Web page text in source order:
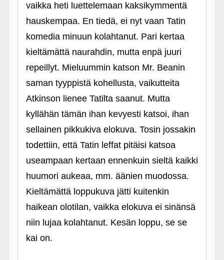
vaikka heti luettelemaan kaksikymmentä
hauskempaa. En tiedä, ei nyt vaan Tatin
komedia minuun kolahtanut. Pari kertaa
kieltämättä naurahdin, mutta enpä juuri
repeillyt. Mieluummin katson Mr. Beanin
saman tyyppistä kohellusta, vaikutteita
Atkinson lienee Tatilta saanut. Mutta
kyllähän tämän ihan kevyesti katsoi, ihan
sellainen pikkukiva elokuva. Tosin jossakin
todettiin, että Tatin leffat pitäisi katsoa
useampaan kertaan ennenkuin sieltä kaikki
huumori aukeaa, mm. äänien muodossa.
Kieltämättä loppukuva jätti kuitenkin
haikean olotilan, vaikka elokuva ei sinänsä
niin lujaa kolahtanut. Kesän loppu, se se
kai on.